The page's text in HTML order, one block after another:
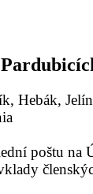
Hebák,
poštu